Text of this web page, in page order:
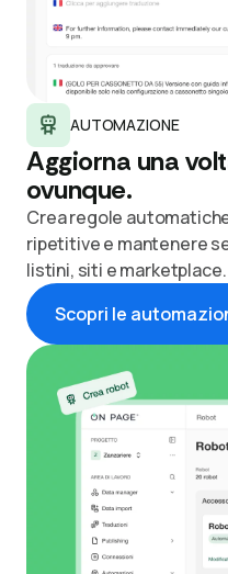
AUTOMAZIONE
Aggiorna una
ovunque.
Crea regole
ripetitive e mantenere
listini, siti e marketplace.
Scopri le